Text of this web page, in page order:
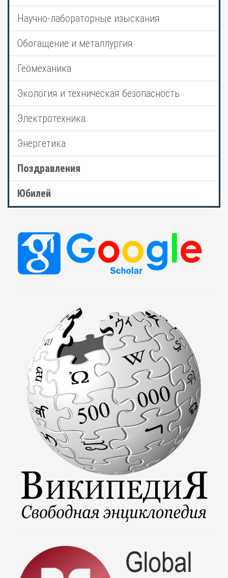
Научно-лабораторные изыскания
Обогащение и металлургия
Геомеханика
Экология и техническая безопасность
Электротехника
Энергетика
Поздравления
Юбилей